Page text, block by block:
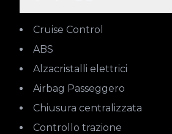
Cruise Control
ABS
Alzacristalli elettrici
Airbag Passeggero
Chiusura centralizzata
Controllo trazione